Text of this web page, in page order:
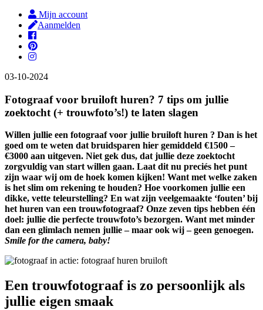
Mijn account
Aanmelden
03-10-2024
Fotograaf voor bruiloft huren? 7 tips om jullie
zoektocht (+ trouwfoto’s!) te laten slagen
Willen jullie een fotograaf voor jullie bruiloft huren ? Dan is het
goed om te weten dat bruidsparen hier gemiddeld €1500 –
€3000 aan uitgeven. Niet gek dus, dat jullie deze zoektocht
zorgvuldig van start willen gaan. Laat dit nu preciés het punt
zijn waar wij om de hoek komen kijken! Want met welke zaken
is het slim om rekening te houden? Hoe voorkomen jullie een
dikke, vette teleurstelling? En wat zijn veelgemaakte ‘fouten’ bij
het huren van een trouwfotograaf? Onze zeven tips hebben één
doel: jullie die perfecte trouwfoto’s bezorgen. Want met minder
dan een glimlach nemen jullie – maar ook wij – geen genoegen.
Smile for the camera, baby!
Een trouwfotograaf is zo persoonlijk als
jullie eigen smaak